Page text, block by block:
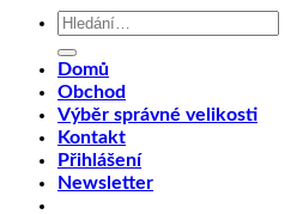
Hledat:
Domů
Obchod
Výběr správné velikosti
Kontakt
Přihlášení
Newsletter